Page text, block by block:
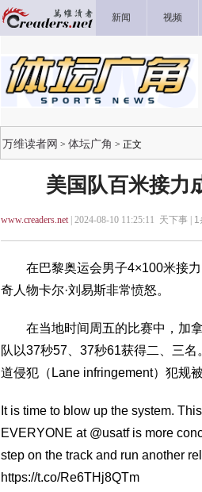
新闻 视频
万维读者网 > 体坛广角 > 正文
美国队百米接力
www.creaders.net| 2024-08-10 11:25:11 天下事 | 1
在巴黎奥运会男子4×100米接力
奇人物卡尔·刘易斯非常愤怒。
在当地时间周五的比赛中，加拿
队以37秒57、37秒61获得二、三
道侵犯（Lane infringement）犯规被
It is time to blow up the system.
EVERYONE at @usatfis more
step on the track and run another
https://t.co/Re6THj8QTm